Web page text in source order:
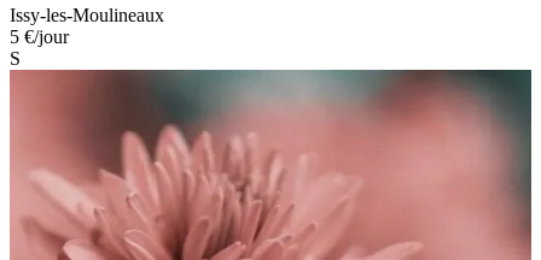
Issy-les-Moulineaux
5 €/jour
S